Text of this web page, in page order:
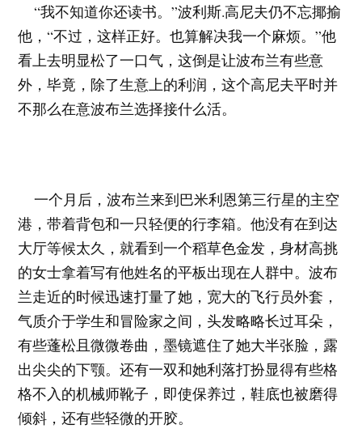
“我不知道你还读书。”波利斯.高尼夫仍不忘揶揄
他，“不过，这样正好。也算解决我一个麻烦。”他
看上去明显松了一口气，这倒是让波布兰有些意
外，毕竟，除了生意上的利润，这个高尼夫平时并
不那么在意波布兰选择接什么活。
一个月后，波布兰来到巴米利恩第三行星的主空
港，带着背包和一只轻便的行李箱。他没有在到达
大厅等候太久，就看到一个稻草色金发，身材高挑
的女士拿着写有他姓名的平板出现在人群中。波布
兰走近的时候迅速打量了她，宽大的飞行员外套，
气质介于学生和冒险家之间，头发略略长过耳朵，
有些蓬松且微微卷曲，墨镜遮住了她大半张脸，露
出尖尖的下颚。还有一双和她利落打扮显得有些格
格不入的机械师靴子，即使保养过，鞋底也被磨得
倾斜，还有些轻微的开胶。